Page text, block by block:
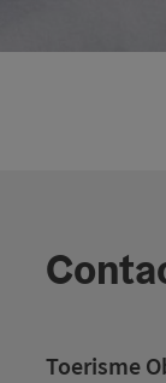
Toerisme